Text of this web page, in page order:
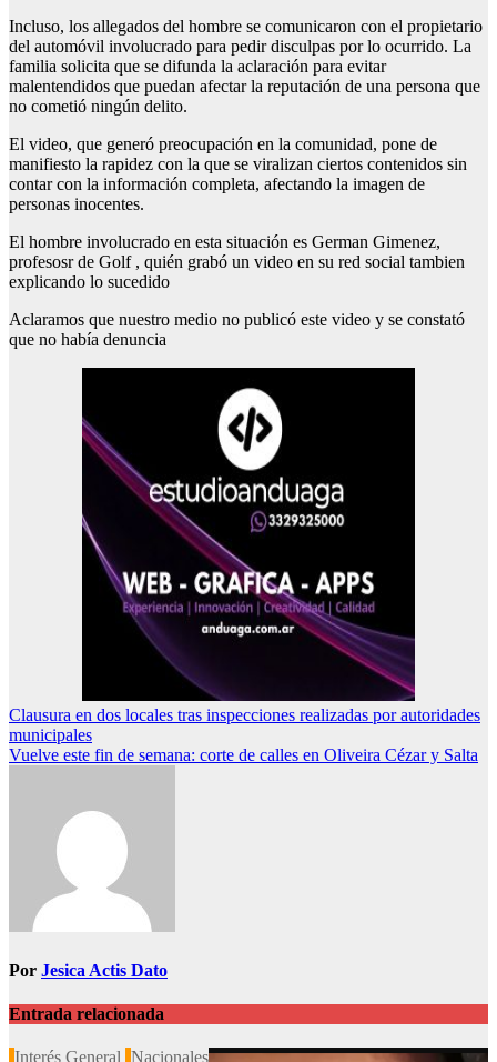
Incluso, los allegados del hombre se comunicaron con el propietario
del automóvil involucrado para pedir disculpas por lo ocurrido. La
familia solicita que se difunda la aclaración para evitar
malentendidos que puedan afectar la reputación de una persona que
no cometió ningún delito.
El video, que generó preocupación en la comunidad, pone de
manifiesto la rapidez con la que se viralizan ciertos contenidos sin
contar con la información completa, afectando la imagen de
personas inocentes.
El hombre involucrado en esta situación es German Gimenez,
profesosr de Golf , quién grabó un video en su red social tambien
explicando lo sucedido
Aclaramos que nuestro medio no publicó este video y se constató
que no había denuncia
Navegación
de
Clausura en dos locales tras inspecciones realizadas por autoridades
municipales
Vuelve este fin de semana: corte de calles en Oliveira Cézar y Salta
Por Jesica Actis Dato
Entrada relacionada
Interés General Nacionales